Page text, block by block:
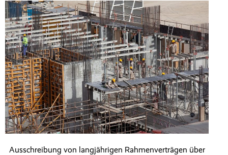
Ausschreibung von langjährigen Rahmenverträgen über